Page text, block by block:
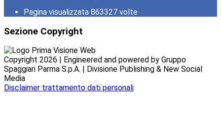
Pagina visualizzata 863327 volte
Sezione Copyright
Copyright 2026 | Engineered and powered by Gruppo
Spaggiari Parma S.p.A. | Divisione Publishing & New Social
Media
Disclaimer trattamento dati personali